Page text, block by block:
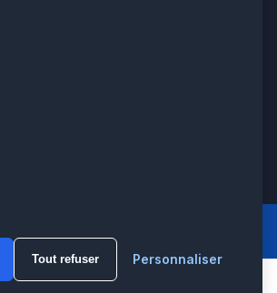
LCM
Tout refuser Personnaliser